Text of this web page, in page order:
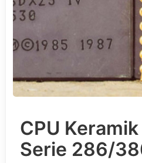
CPU
Serie 286/